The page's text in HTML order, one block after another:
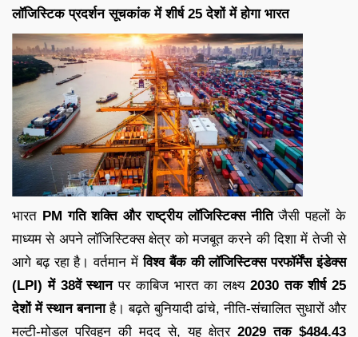
लॉजिस्टिक प्रदर्शन सूचकांक में शीर्ष 25 देशों में होगा भारत
भारत PM गति शक्ति और राष्ट्रीय लॉजिस्टिक्स नीतिजैसी पहलों के
माध्यम से अपने लॉजिस्टिक्स क्षेत्र को मजबूत करने की दिशा में तेजी से
आगे बढ़ रहा है। वर्तमान मेंविश्व बैंक की लॉजिस्टिक्स परफॉर्मेंस इंडेक्स
(LPI) में 38वें स्थानपर काबिज भारत का लक्ष्य 2030 तक शीर्ष 25
देशों में स्थान बनानाहै। बढ़ते बुनियादी ढांचे, नीति-संचालित सुधारों और
मल्टी-मोडल परिवहन की मदद से, यह क्षेत्र 2029 तक $484.43